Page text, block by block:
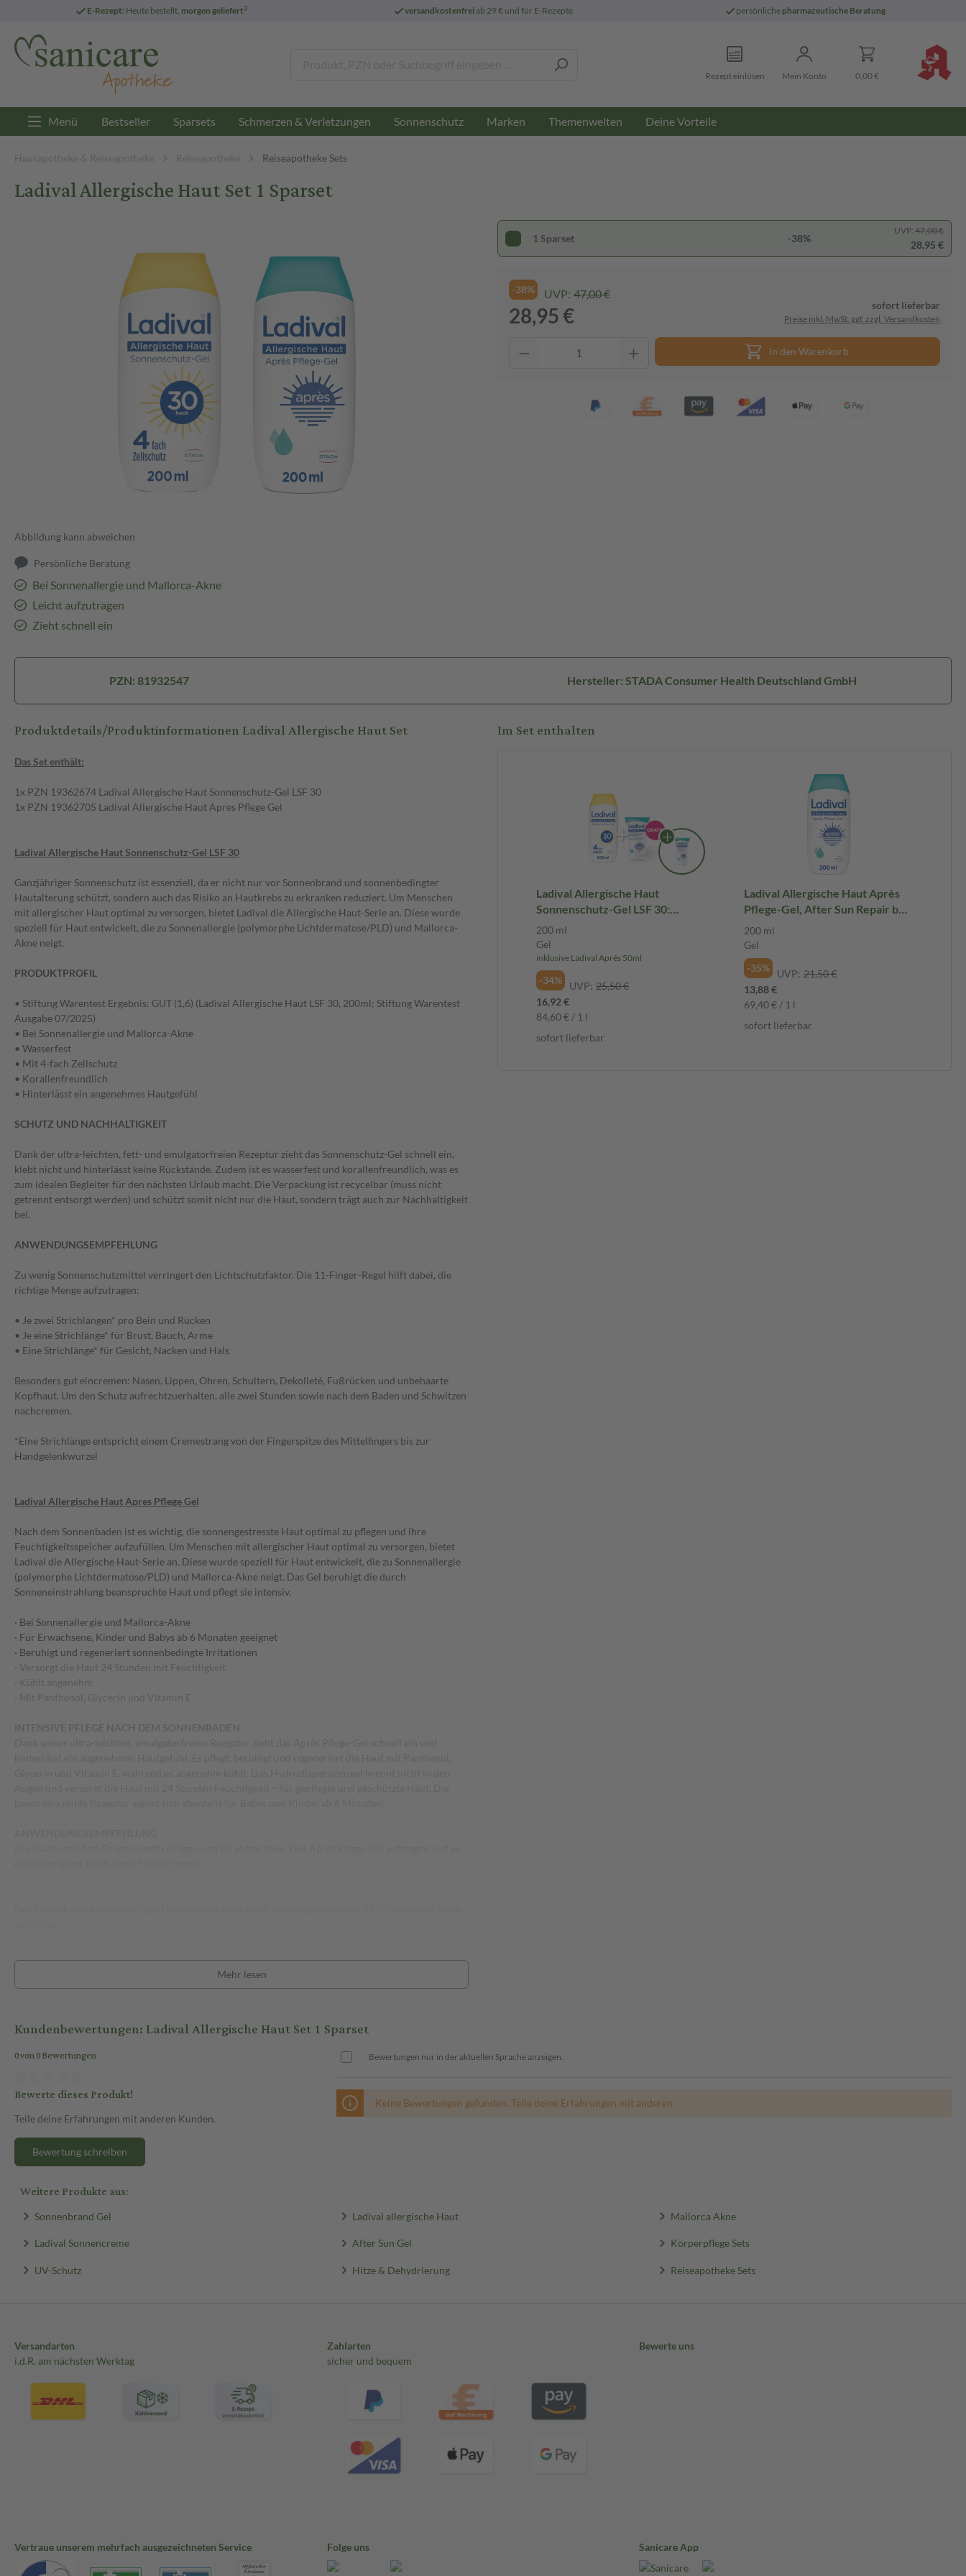
E-Rezept: Heute bestellt, morgen geliefert3 versandkostenfreiab 29 € und für E-Rezepte persönliche pharmazeutische Beratung
Rezept einlösen Mein Konto 0,00 €
Menü Bestseller Sparsets Schmerzen & Verletzungen Sonnenschutz Marken Themenwelten Deine Vorteile
Hausapotheke & Reiseapotheke Reiseapotheke Reiseapotheke Sets
Ladival Allergische Haut Set 1 Sparset
Abbildung kann abweichen
Persönliche Beratung
Bei Sonnenallergie und Mallorca-Akne
Leicht aufzutragen
Zieht schnell ein
1 Sparset -38%
UVP: 47,00 €
28,95 €
-38% UVP: 47,00 €
28,95 € sofort lieferbar
Preise inkl. MwSt. ggf. zzgl. Versandkosten
In den Warenkorb
PZN: 81932547 Hersteller: STADA Consumer Health Deutschland GmbH
Produktdetails/Produktinformationen Ladival Allergische Haut Set
Das Set enthält:
1x PZN 19362674 Ladival Allergische Haut Sonnenschutz-Gel LSF 30
1x PZN 19362705 Ladival Allergische Haut Apres Pflege Gel
Ladival Allergische Haut Sonnenschutz-Gel LSF 30
Ganzjähriger Sonnenschutz ist essenziell, da er nicht nur vor Sonnenbrand und sonnenbedingter
Hautalterung schützt, sondern auch das Risiko an Hautkrebs zu erkranken reduziert. Um Menschen
mit allergischer Haut optimal zu versorgen, bietet Ladival die Allergische Haut-Serie an. Diese wurde
speziell für Haut entwickelt, die zu Sonnenallergie (polymorphe Lichtdermatose/PLD) und Mallorca-
Akne neigt.
PRODUKTPROFIL
• Stiftung Warentest Ergebnis: GUT (1,6) (Ladival Allergische Haut LSF 30, 200ml; Stiftung Warentest
Ausgabe 07/2025)
• Bei Sonnenallergie und Mallorca-Akne
• Wasserfest
• Mit 4-fach Zellschutz
• Korallenfreundlich
• Hinterlässt ein angenehmes Hautgefühl
SCHUTZ UND NACHHALTIGKEIT
Dank der ultra-leichten, fett- und emulgatorfreien Rezeptur zieht das Sonnenschutz-Gel schnell ein,
klebt nicht und hinterlässt keine Rückstände. Zudem ist es wasserfest und korallenfreundlich, was es
zum idealen Begleiter für den nächsten Urlaub macht. Die Verpackung ist recycelbar (muss nicht
getrennt entsorgt werden) und schützt somit nicht nur die Haut, sondern trägt auch zur Nachhaltigkeit
bei.
ANWENDUNGSEMPFEHLUNG
Zu wenig Sonnenschutzmittel verringert den Lichtschutzfaktor. Die 11-Finger-Regel hilft dabei, die
richtige Menge aufzutragen:
• Je zwei Strichlängen* pro Bein und Rücken
• Je eine Strichlänge* für Brust, Bauch, Arme
• Eine Strichlänge* für Gesicht, Nacken und Hals
Besonders gut eincremen: Nasen, Lippen, Ohren, Schultern, Dekolleté, Fußrücken und unbehaarte
Kopfhaut. Um den Schutz aufrechtzuerhalten, alle zwei Stunden sowie nach dem Baden und Schwitzen
nachcremen.
*Eine Strichlänge entspricht einem Cremestrang von der Fingerspitze des Mittelfingers bis zur
Handgelenkwurzel
Ladival Allergische Haut Apres Pflege Gel
Nach dem Sonnenbaden ist es wichtig, die sonnengestresste Haut optimal zu pflegen und ihre
Feuchtigkeitsspeicher aufzufüllen. Um Menschen mit allergischer Haut optimal zu versorgen, bietet
Ladival die Allergische Haut-Serie an. Diese wurde speziell für Haut entwickelt, die zu Sonnenallergie
(polymorphe Lichtdermatose/PLD) und Mallorca-Akne neigt. Das Gel beruhigt die durch
Sonneneinstrahlung beanspruchte Haut und pflegt sie intensiv.
· Bei Sonnenallergie und Mallorca-Akne
· Für Erwachsene, Kinder und Babys ab 6 Monaten geeignet
· Beruhigt und regeneriert sonnenbedingte Irritationen
· Versorgt die Haut 24 Stunden mit Feuchtigkeit
· Kühlt angenehm
· Mit Panthenol, Glycerin und Vitamin E
Mehr lesen
Im Set enthalten
Ladival Allergische Haut
Sonnenschutz-Gel LSF 30:
Sonnencreme für den Körper bei
Sonnenallergie und Mallorca-
Akne, wasserfest, mit 4-fach
Zellschutz, 200ml
200 ml
Gel
inklusive Ladival Aprés 50ml
-34% UVP: 25,50 €
16,92 €
84,60 € / 1 l
sofort lieferbar
Ladival Allergische Haut Après
Pflege-Gel, After Sun Repair bei
Sonnenallergie oder Mallorca-
Akne, kühlt und pflegt nach der
Sonne, spendet intensiv
Feuchtigkeit, für Erwachsene &
Kinder ab 6 Monaten geeignet,
200ml
200 ml
Gel
-35%
UVP: 21,50 €
13,88 €
69,40 € / 1 l
sofort lieferbar
Kundenbewertungen: Ladival Allergische Haut Set 1 Sparset
0 von 0 Bewertungen
Bewerte dieses Produkt!
Teile deine Erfahrungen mit anderen Kunden.
Bewertung schreiben
Bewertungen nur in der aktuellen Sprache anzeigen.
Keine Bewertungen gefunden. Teile deine Erfahrungen mit anderen.
Weitere Produkte aus:
Sonnenbrand Gel Ladival allergische Haut Mallorca Akne
Ladival Sonnencreme After Sun Gel Körperpflege Sets
UV-Schutz Hitze & Dehydrierung Reiseapotheke Sets
Versandarten
i.d.R. am nächsten Werktag
Zahlarten
sicher und bequem
Bewerte uns
Vertraue unserem mehrfach ausgezeichneten Service Folge uns Sanicare App